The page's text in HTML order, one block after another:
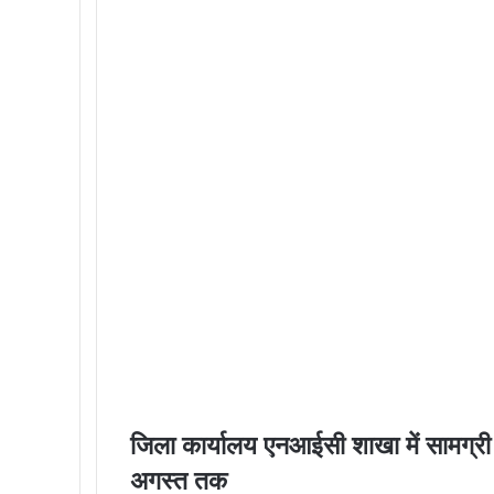
जिला कार्यालय एनआईसी शाखा में
अगस्त तक